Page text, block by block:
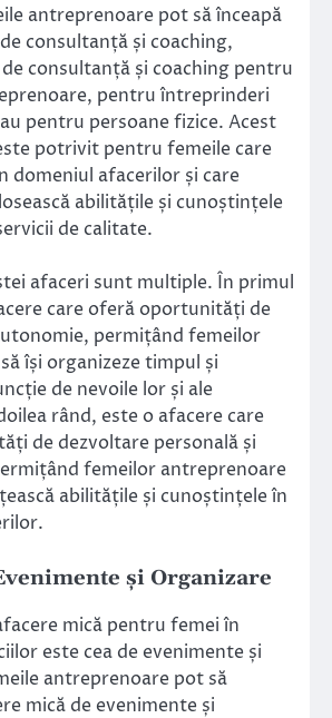
antreprenoare pot să înceapă
consultanță și coaching,
consultanță și coaching pentru
pentru întreprinderi
pentru persoane fizice. Acest
potrivit pentru femeile care
domeniul afacerilor și care
abilitățile și cunoștințele
de calitate.
afaceri sunt multiple. În primul
care oferă oportunități de
permițând femeilor
își organizeze timpul și
de nevoile lor și ale
rând, este o afacere care
de dezvoltare personală și
femeilor antreprenoare
abilitățile și cunoștințele în
și Organizare
mică pentru femei în
este cea de evenimente și
antreprenoare pot să
mică de evenimente și